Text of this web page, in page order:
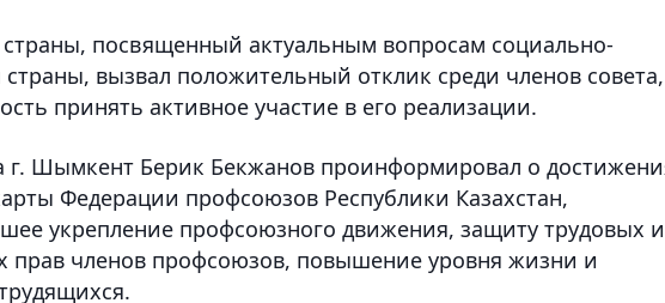
страны, посвященный актуальным вопросам социально-
вызвал положительный отклик среди членов совета,
принять активное участие в его реализации.
г. Шымкент Берик Бекжанов проинформировал о
Федерации профсоюзов Республики Казахстан,
укрепление профсоюзного движения, защиту трудовых и
прав членов профсоюзов, повышение уровня жизни и